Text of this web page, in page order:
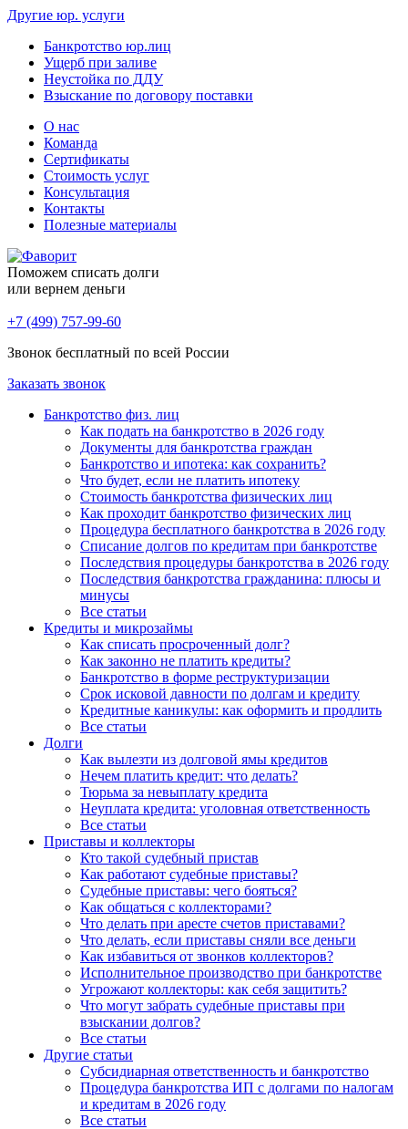
Другие юр. услуги
Банкротство юр.лиц
Ущерб при заливе
Неустойка по ДДУ
Взыскание по договору поставки
О нас
Команда
Сертификаты
Стоимость услуг
Консультация
Контакты
Полезные материалы
Поможем списать долги
или вернем деньги
+7 (499) 757-99-60
Звонок бесплатный по всей России
Заказать звонок
Банкротство физ. лиц
Как подать на банкротство в 2026 году
Документы для банкротства граждан
Банкротство и ипотека: как сохранить?
Что будет, если не платить ипотеку
Стоимость банкротства физических лиц
Как проходит банкротство физических лиц
Процедура бесплатного банкротства в 2026 году
Списание долгов по кредитам при банкротстве
Последствия процедуры банкротства в 2026 году
Последствия банкротства гражданина: плюсы и
минусы
Все статьи
Кредиты и микрозаймы
Как списать просроченный долг?
Как законно не платить кредиты?
Банкротство в форме реструктуризации
Срок исковой давности по долгам и кредиту
Кредитные каникулы: как оформить и продлить
Все статьи
Долги
Как вылезти из долговой ямы кредитов
Нечем платить кредит: что делать?
Тюрьма за невыплату кредита
Неуплата кредита: уголовная ответственность
Все статьи
Приставы и коллекторы
Кто такой судебный пристав
Как работают судебные приставы?
Судебные приставы: чего бояться?
Как общаться с коллекторами?
Что делать при аресте счетов приставами?
Что делать, если приставы сняли все деньги
Как избавиться от звонков коллекторов?
Исполнительное производство при банкротстве
Угрожают коллекторы: как себя защитить?
Что могут забрать судебные приставы при
взыскании долгов?
Все статьи
Другие статьи
Субсидиарная ответственность и банкротство
Процедура банкротства ИП с долгами по налогам
и кредитам в 2026 году
Все статьи